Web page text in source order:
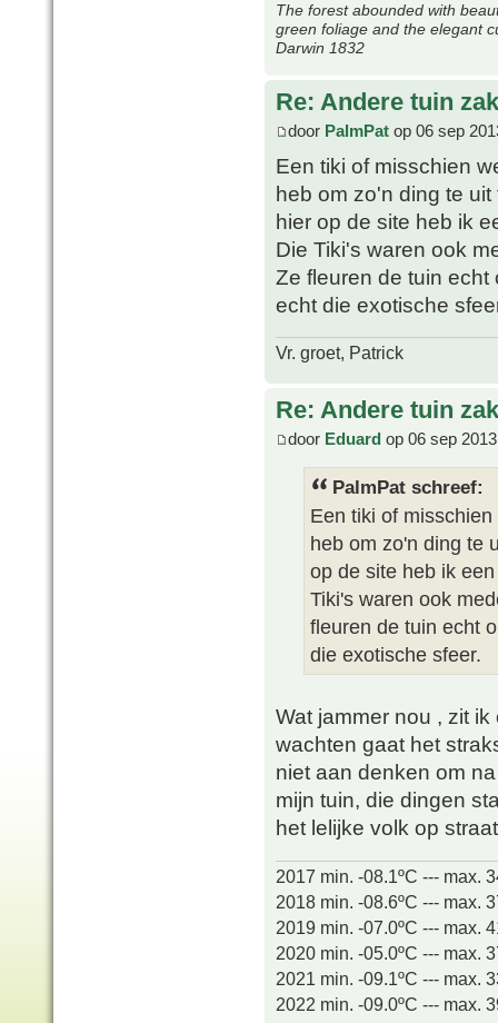
The forest abounded with
green foliage and the elegant
Darwin 1832
Re: Andere tuin
door PalmPat op 06 sep
Een tiki of misschien
heb om zo'n ding te
hier op de site heb ik
Die Tiki's waren ook
Ze fleuren de tuin
echt die exotische
Vr. groet, Patrick
Re: Andere tuin
door Eduard op 06 sep
PalmPat schreef:
Een tiki of
heb om zo'n ding te
op de site heb ik
Tiki's waren ook
fleuren de tuin echt
die exotische sfeer.
Wat jammer nou , zit
wachten gaat het
niet aan denken om
mijn tuin, die dingen
het lelijke volk op
2017 min. -08.1ºC --- max.
2018 min. -08.6ºC --- max.
2019 min. -07.0ºC --- max.
2020 min. -05.0ºC --- max.
2021 min. -09.1ºC --- max.
2022 min. -09.0ºC --- max.